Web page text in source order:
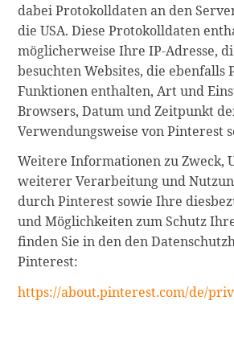
dabei Protokolldaten an den
die USA. Diese Protokolldaten
möglicherweise Ihre IP-Adresse,
besuchten Websites, die ebenfalls
Funktionen enthalten, Art und
Browsers, Datum und Zeitpunkt
Verwendungsweise von Pinterest
Weitere Informationen zu Zweck,
weiterer Verarbeitung und
durch Pinterest sowie Ihre
und Möglichkeiten zum Schutz
finden Sie in den den
Pinterest:
https://about.pinterest.com/de/